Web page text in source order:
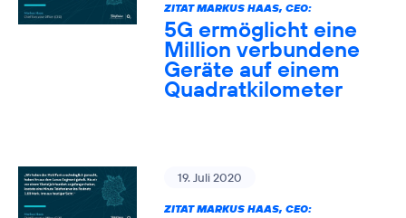
ZITAT MARKUS HAAS, CEO:
5G ermöglicht eine
Million verbundene
Geräte auf einem
Quadratkilometer
19. Juli 2020
ZITAT MARKUS HAAS, CEO: